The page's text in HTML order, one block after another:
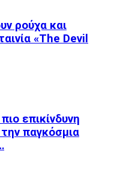
ρούχα και
«The Devil
επικίνδυνη
παγκόσμια